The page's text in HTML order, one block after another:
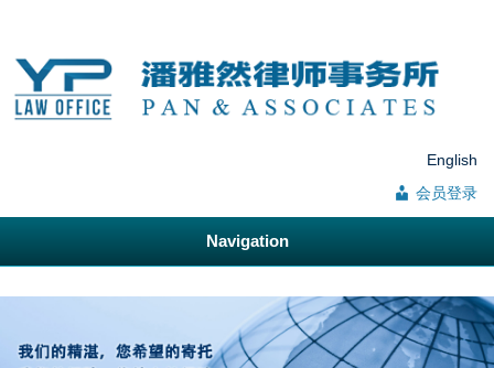
English
会员登录
Navigation